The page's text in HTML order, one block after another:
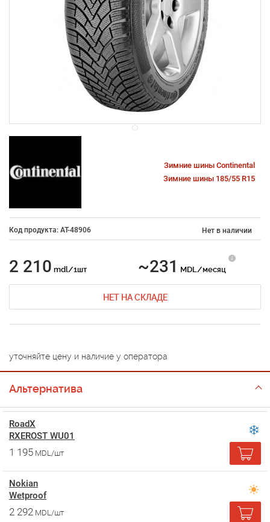
Зимние шины Continental
Зимние шины 185/55 R15
Код продукта: AT-48906 Нет в наличии
2 210 mdl/1шт ~231 MDL/месяц
НЕТ НА СКЛАДЕ
уточняйте цену и наличие у оператора
Альтернатива
RoadX
RXEROST WU01
1 195 MDL/шт
Nokian
Wetproof
2 292 MDL/шт